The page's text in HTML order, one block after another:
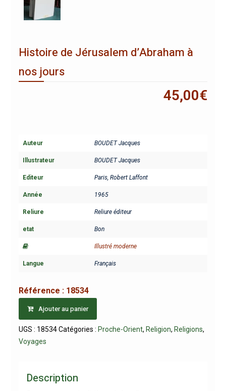
Histoire de Jérusalem d’Abraham à
nos jours
45,00€
Auteur BOUDET Jacques
Illustrateur BOUDET Jacques
Editeur Paris, Robert Laffont
Année 1965
Reliure Reliure éditeur
etat Bon
Illustré moderne
Langue Français
Référence : 18534
Ajouter au panier
UGS : 18534 Catégories : Proche-Orient, Religion, Religions,
Voyages
Description